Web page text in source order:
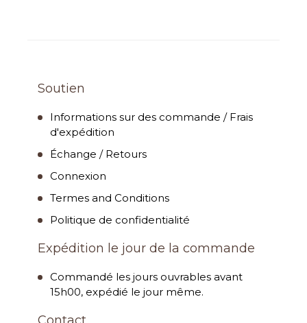
Soutien
Informations sur des commande / Frais
d'expédition
Échange / Retours
Connexion
Termes and Conditions
Politique de confidentialité
Expédition le jour de la commande
Commandé les jours ouvrables avant
15h00, expédié le jour même.